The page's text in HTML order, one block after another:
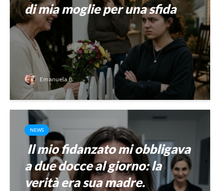
di mia moglie per una sfida
Emanuela B.
NEWS
Il mio fidanzato mi obbligava
a due docce al giorno: la
verità era sua madre.